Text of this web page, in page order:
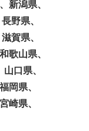
新潟県、
野県、
賀県、
歌山県、
口県、
岡県、
崎県、